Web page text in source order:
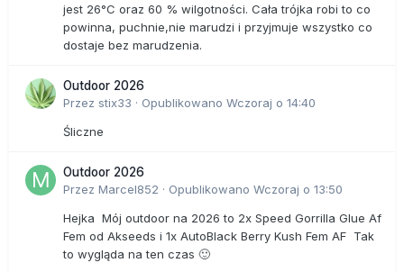
jest 26°C oraz 60 % wilgotności. Cała trójka robi to co
powinna, puchnie,nie marudzi i przyjmuje wszystko co
dostaje bez marudzenia.
Outdoor 2026
Przez stix33 · Opublikowano Wczoraj o 14:40
Śliczne
Outdoor 2026
Przez Marcel852 · Opublikowano Wczoraj o 13:50
Hejka Mój outdoor na 2026 to 2x Speed Gorrilla Glue Af
Fem od Akseeds i 1x AutoBlack Berry Kush Fem AF Tak
to wygląda na ten czas 🙂